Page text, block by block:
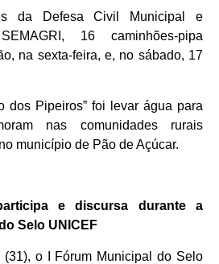
da Defesa Civil Municipal e
16 caminhões-pipa
na sexta-feira, e, no sábado, 17
dos Pipeiros” foi levar água para
nas comunidades rurais
município de Pão de Açúcar.
e discursa durante a
Selo UNICEF
(31), o I Fórum Municipal do Selo